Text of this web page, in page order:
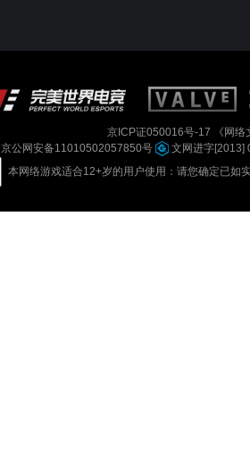
京ICP证050016号-17
《网
京公网安备11010502057850号
文网进字[2013]
本网络游戏适合12+岁的用户使用：请您确定已如